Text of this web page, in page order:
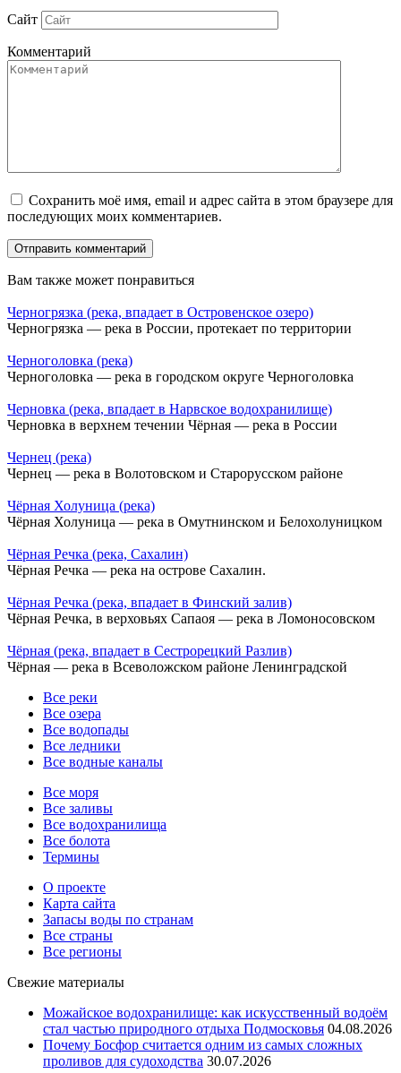
Сайт
Комментарий
Сохранить моё имя, email и адрес сайта в этом браузере для
последующих моих комментариев.
Вам также может понравиться
Черногрязка (река, впадает в Островенское озеро)
Черногрязка — река в России, протекает по территории
Черноголовка (река)
Черноголовка — река в городском округе Черноголовка
Черновка (река, впадает в Нарвское водохранилище)
Черновка в верхнем течении Чёрная — река в России
Чернец (река)
Чернец — река в Волотовском и Старорусском районе
Чёрная Холуница (река)
Чёрная Холуница — река в Омутнинском и Белохолуницком
Чёрная Речка (река, Сахалин)
Чёрная Речка — река на острове Сахалин.
Чёрная Речка (река, впадает в Финский залив)
Чёрная Речка, в верховьях Сапаоя — река в Ломоносовском
Чёрная (река, впадает в Сестрорецкий Разлив)
Чёрная — река в Всеволожском районе Ленинградской
Все реки
Все озера
Все водопады
Все ледники
Все водные каналы
Все моря
Все заливы
Все водохранилища
Все болота
Термины
О проекте
Карта сайта
Запасы воды по странам
Все страны
Все регионы
Свежие материалы
Можайское водохранилище: как искусственный водоём
стал частью природного отдыха Подмосковья 04.08.2026
Почему Босфор считается одним из самых сложных
проливов для судоходства 30.07.2026